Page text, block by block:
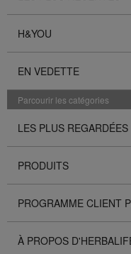
H&YOU
EN VEDETTE
Parcourir les catégories
LES PLUS REGARDÉES
PRODUITS
PROGRAMME CLIENT
À PROPOS